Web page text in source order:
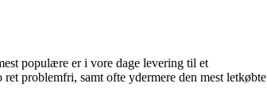
populære er i vore dage levering til et
problemfri, samt ofte ydermere den mest letkøbte